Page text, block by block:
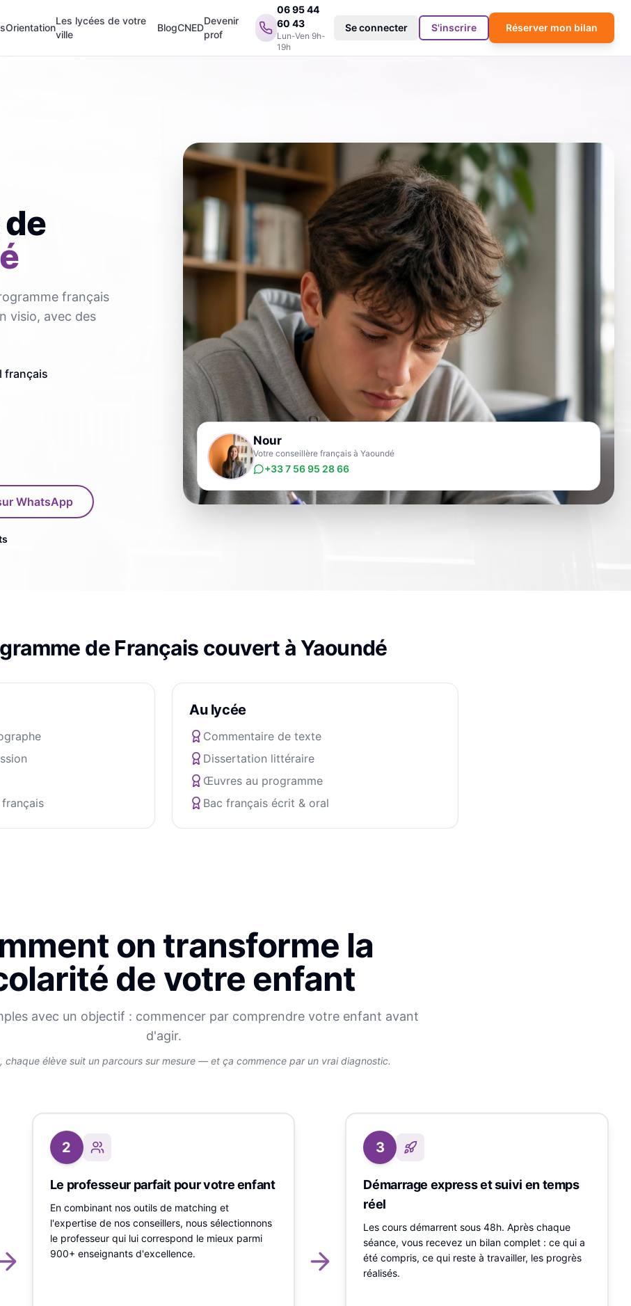
Orientation
Les lycées de votre
ville
BlogCNED
Devenir
prof
06 95 44
60 43
Lun-Ven 9h-
19h
Se connecter S'inscrire Réserver mon bilan
français
visio, avec des
français
WhatsApp
Nour
Votre conseillère français à Yaoundé
+33 7 56 95 28 66
deFrançais couvert àYaoundé
Au lycée
Commentaire de texte
Dissertation littéraire
Œuvres au programme
Bac français écrit & oral
on transforme la
de votre enfant
avec un objectif : commencer par comprendre votre enfant avant
d'agir.
chaque élève suit un parcours sur mesure — et ça commence par un vrai diagnostic.
2
Le professeur parfait pour votre enfant
En combinant nos outils de matching et
l'expertise de nos conseillers, nous sélectionnons
le professeur qui lui correspond le mieux parmi
900+ enseignants d'excellence.
3
Démarrage express et suivi en temps
réel
Les cours démarrent sous 48h. Après chaque
séance, vous recevez un bilan complet : ce qui a
été compris, ce qui reste à travailler, les progrès
réalisés.